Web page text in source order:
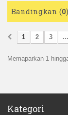
Bandingkan (0)
1 2 3 ...
Memaparkan 1
Kategori